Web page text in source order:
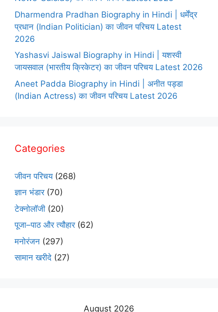
Dharmendra Pradhan Biography in Hindi | धर्मेंद्र
प्रधान (Indian Politician) का जीवन परिचय Latest
2026
Yashasvi Jaiswal Biography in Hindi | यशस्वी
जायसवाल (भारतीय क्रिकेटर) का जीवन परिचय Latest 2026
Aneet Padda Biography in Hindi | अनीत पड्डा
(Indian Actress) का जीवन परिचय Latest 2026
Categories
जीवन परिचय(268)
ज्ञान भंडार(70)
टेक्नोलॉजी (20)
पूजा–पाठ और त्यौहार(62)
मनोरंजन (297)
सामान खरीदे (27)
August 2026